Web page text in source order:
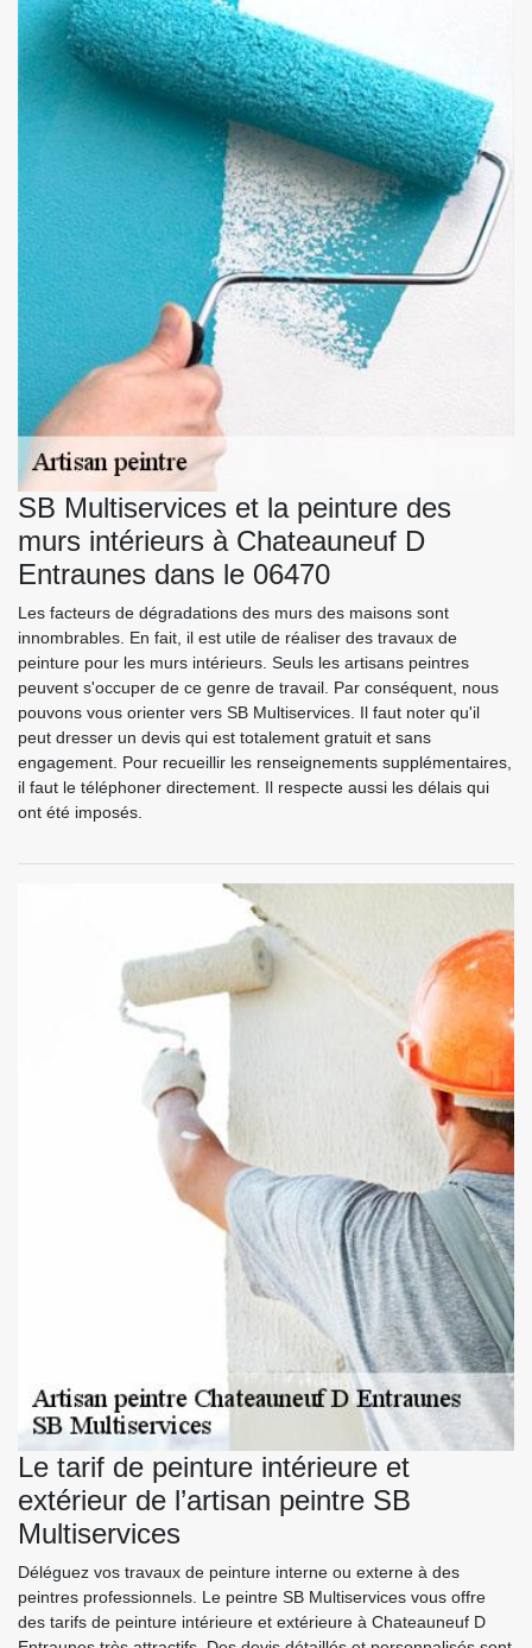
SB Multiservices et la peinture des
murs intérieurs à Chateauneuf D
Entraunes dans le 06470
Les facteurs de dégradations des murs des maisons sont
innombrables. En fait, il est utile de réaliser des travaux de
peinture pour les murs intérieurs. Seuls les artisans peintres
peuvent s'occuper de ce genre de travail. Par conséquent, nous
pouvons vous orienter vers SB Multiservices. Il faut noter qu'il
peut dresser un devis qui est totalement gratuit et sans
engagement. Pour recueillir les renseignements supplémentaires,
il faut le téléphoner directement. Il respecte aussi les délais qui
ont été imposés.
Le tarif de peinture intérieure et
extérieur de l’artisan peintre SB
Multiservices
Déléguez vos travaux de peinture interne ou externe à des
peintres professionnels. Le peintre SB Multiservices vous offre
des tarifs de peinture intérieure et extérieure à Chateauneuf D